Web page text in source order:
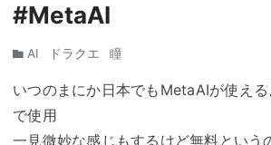
#MetaAI
AI ドラクエ 瞳
いつのまにか日本でもMetaAIが使え
で使用
一見微妙な感じもするけど無料という